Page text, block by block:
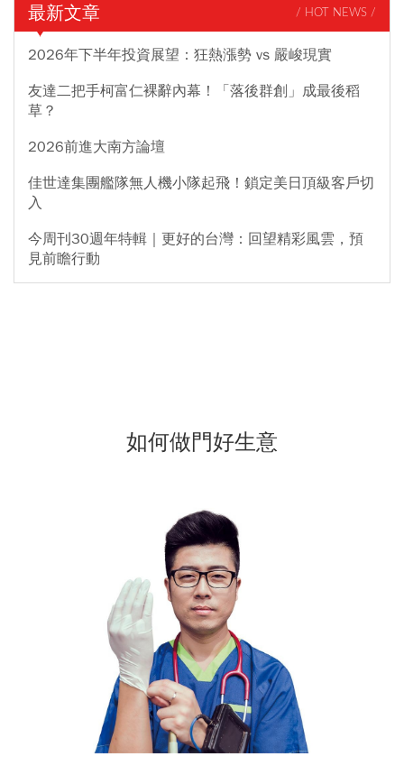
最新文章 / HOT NEWS /
2026年下半年投資展望：狂熱漲勢 vs 嚴峻現實
友達二把手柯富仁裸辭內幕！「落後群創」成最後稻
草？
2026前進大南方論壇
佳世達集團艦隊無人機小隊起飛！鎖定美日頂級客戶切
入
今周刊30週年特輯｜更好的台灣：回望精彩風雲，預
見前瞻行動
如何做門好生意